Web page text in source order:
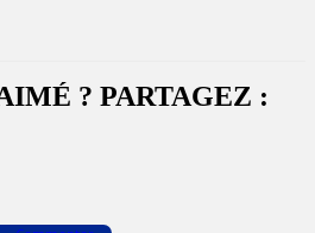
? PARTAGEZ :